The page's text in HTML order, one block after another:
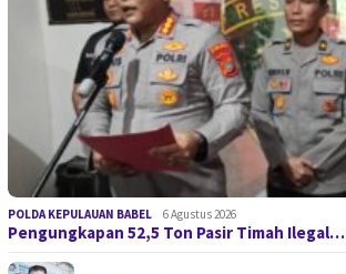
POLDA KEPULAUAN BABEL 6 Agustus 2026
Pengungkapan 52,5 Ton Pasir Timah Ilegal…